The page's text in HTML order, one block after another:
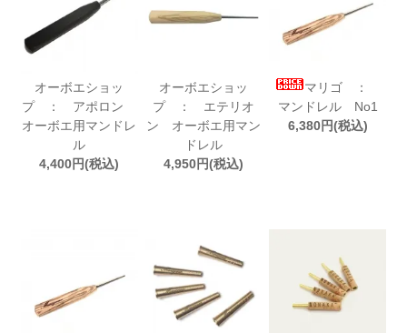
オーボエショッ
プ ： アポロン
オーボエ用マンドレ
ル
4,400円(税込)
オーボエショッ
プ ： エテリオ
ン オーボエ用マン
ドレル
4,950円(税込)
マリゴ ：
マンドレル No1
6,380円(税込)